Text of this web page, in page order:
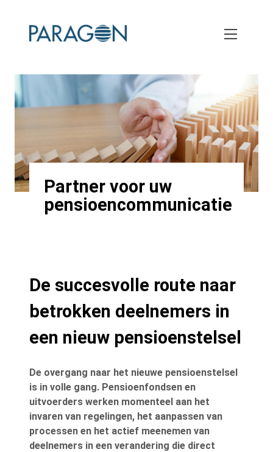
Partner voor uw
pensioencommunicatie
Description
De succesvolle route naar
betrokken deelnemers in
een nieuw pensioenstelsel
De overgang naar het nieuwe pensioenstelsel
is in volle gang. Pensioenfondsen en
uitvoerders werken momenteel aan het
invaren van regelingen, het aanpassen van
processen en het actief meenemen van
deelnemers in een verandering die direct